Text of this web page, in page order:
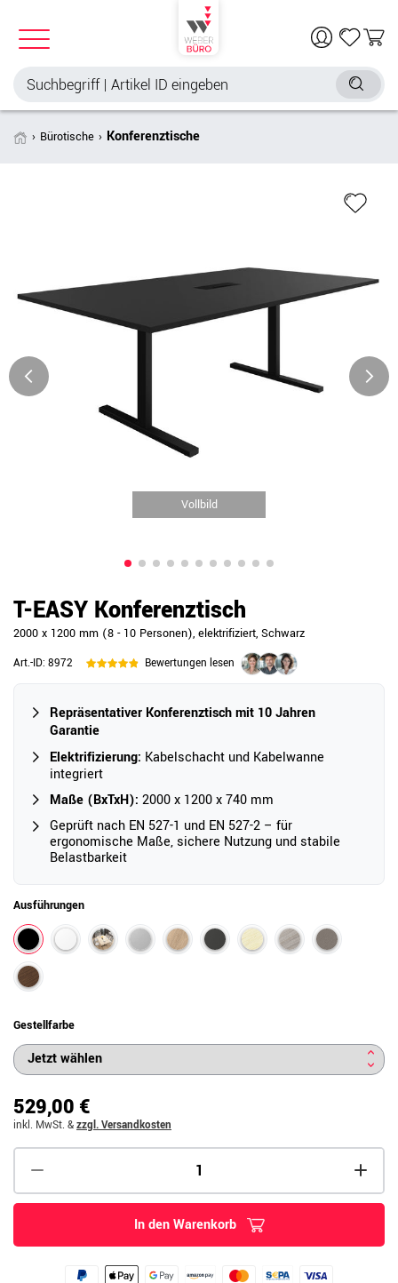
Bürotische Konferenztische
Vollbild
T-EASY Konferenztisch
2000 x 1200 mm (8 - 10 Personen), elektrifiziert, Schwarz
Art.-ID: 8972 Bewertungen lesen
Repräsentativer Konferenztisch mit 10 Jahren
Garantie
Elektrifizierung: Kabelschacht und Kabelwanne
integriert
Maße (BxTxH): 2000 x 1200 x 740 mm
Geprüft nach EN 527-1 und EN 527-2 – für
ergonomische Maße, sichere Nutzung und stabile
Belastbarkeit
Ausführungen
Gestellfarbe
529,00 €
inkl. MwSt. &zzgl. Versandkosten
In den Warenkorb